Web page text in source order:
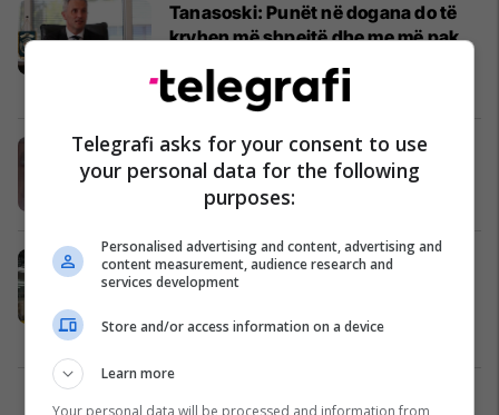
Tanasoski: Punët në dogana do të
kryhen më shpejtë dhe me më pak
Maqedonia e Veriut 04/11/2017
Maqedoni, konfiskohen rreth 1 ton
marihuanë
Maqedonia e Veriut
Tanasoski: Çështja e doganierëve
joprofesionist, pas zgjedhjeve
Maqedonia e Veriut 03/10/2017
1
Telegrafi asks for your consent to use
your personal data for the following
purposes:
Personalised advertising and content, advertising and
content measurement, audience research and
services development
Store and/or access information on a device
Learn more
Your personal data will be processed and information from